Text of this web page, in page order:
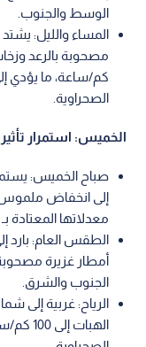
الوسط والجنوب.
المساء والليل:
كم/ساعة، ما يؤدي
الصحراوية.
الخميس: استمرار
صباح الخميس:
إلى انخفاض ملموس
معدلاتها المعتادة بـ 5-7 درجات
الطقس العام: بارد
أمطار غزيرة مصحوبة
الجنوب والشرق.
الرياح: غربية إلى